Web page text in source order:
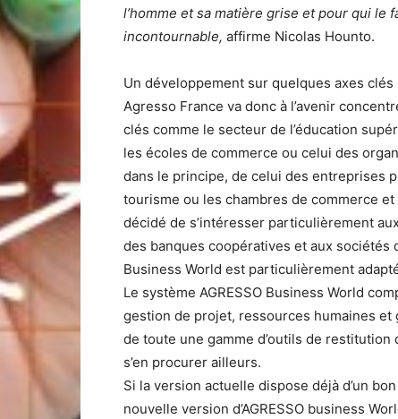
l’homme et sa matière grise et pour qui le
incontournable, affirme Nicolas Hounto.
Un développement sur quelques axes clés
Agresso France va donc à l’avenir
clés comme le secteur de l’éducation
les écoles de commerce ou celui des
dans le principe, de celui des entreprises
tourisme ou les chambres de commerce
décidé de s’intéresser particulièrement
des banques coopératives et aux sociétés
Business World est particulièrement
Le système AGRESSO Business World
gestion de projet, ressources humaines
de toute une gamme d’outils de
s’en procurer ailleurs.
Si la version actuelle dispose déjà d’un
nouvelle version d’AGRESSO business